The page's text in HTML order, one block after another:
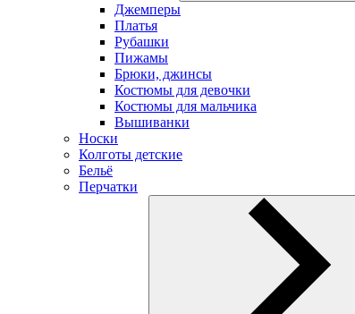
Джемперы
Платья
Рубашки
Пижамы
Брюки, джинсы
Костюмы для девочки
Костюмы для мальчика
Вышиванки
Носки
Колготы детские
Бельё
Перчатки